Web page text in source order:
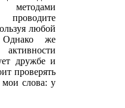
методами
любой
Однако же
дружбе и
проверять
мои слова: у